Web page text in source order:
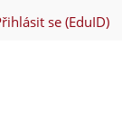
se (EduID)